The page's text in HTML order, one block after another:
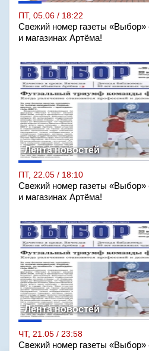
ПТ, 05.06 / 18:22
Свежий номер газеты «Выбор»
и магазинах Артёма!
Лента новостей
ПТ, 22.05 / 18:10
Свежий номер газеты «Выбор»
и магазинах Артёма!
Лента новостей
ЧТ, 21.05 / 23:58
Свежий номер газеты «Выбор»